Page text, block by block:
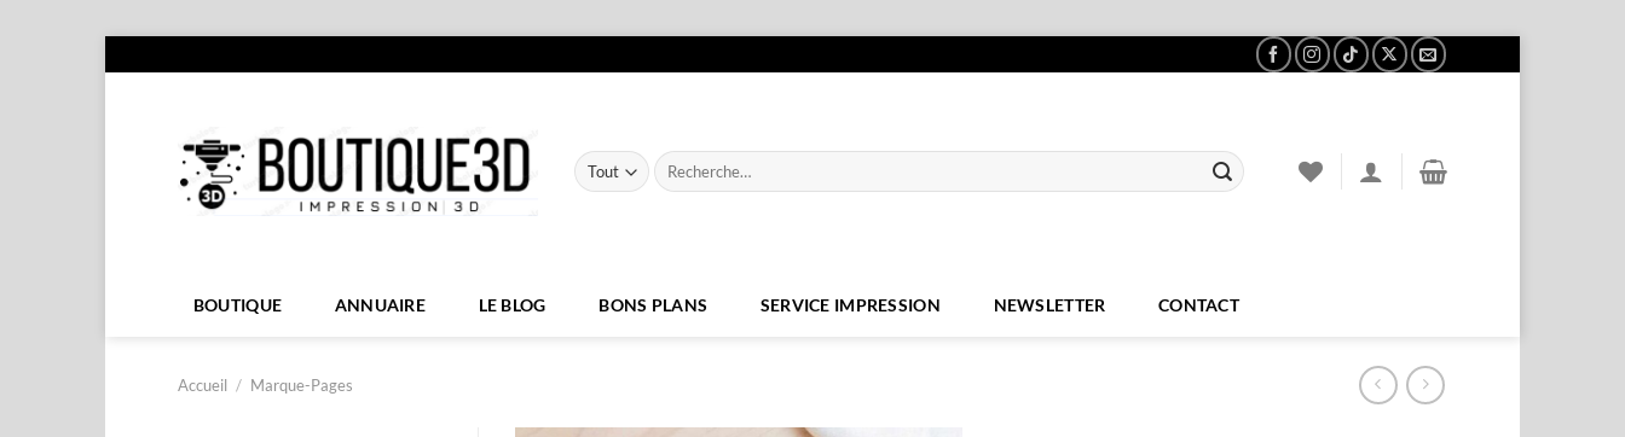
au
Recherche
pour :
BOUTIQUE ANNUAIRE LE BLOG BONS PLANS SERVICE IMPRESSION NEWSLETTER CONTACT
Accueil / Marque-Pages